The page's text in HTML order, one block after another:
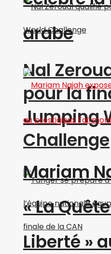
Nal
pour la
Jumping
Challenge
arabe
Mariam
« La
Liberté »